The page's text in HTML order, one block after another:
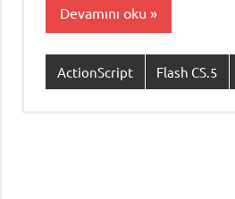
Devamını oku
ActionScript Flash CS.5